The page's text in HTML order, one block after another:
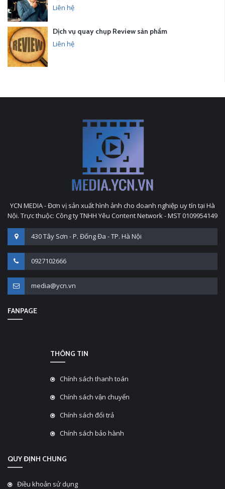
Liên hệ
Dịch vụ quay chụp Review sản phẩm
Liên hệ
YCN MEDIA - Đơn vị sản xuất hình ảnh cho doanh nghiệp uy tín tại Hà
Nội. Trực thuộc: Công ty TNHH Yêu Content Network - MST 0109954149
430 Tây Sơn - P. Đống Đa - TP. Hà Nội
0927102666
media@ycn.vn
FANPAGE
THÔNG TIN
Chính sách thanh toán
Chính sách vận chuyển
Chính sách đổi trả
Chính sách bảo hành
QUY ĐỊNH CHUNG
Điều khoản sử dụng